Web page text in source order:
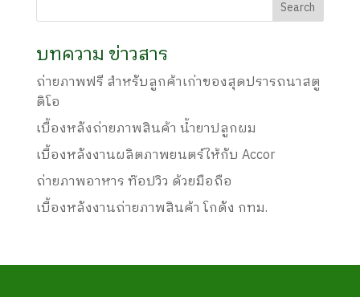
บทความ ข่าวสาร
ถ่ายภาพฟรี สำหรับลูกค้าเก่าของสุดปรารถนาสตู
ดิโอ
เบื้องหลังถ่ายภาพสินค้า น้ำยาปลูกผม
เบื้องหลังงานผลิตภาพยนตร์ให้กับ Accor
ถ่ายภาพอาหาร ท๊อปวิว ด้วยมือถือ
เบื้องหลังงานถ่ายภาพสินค้า โกดัง กทม.